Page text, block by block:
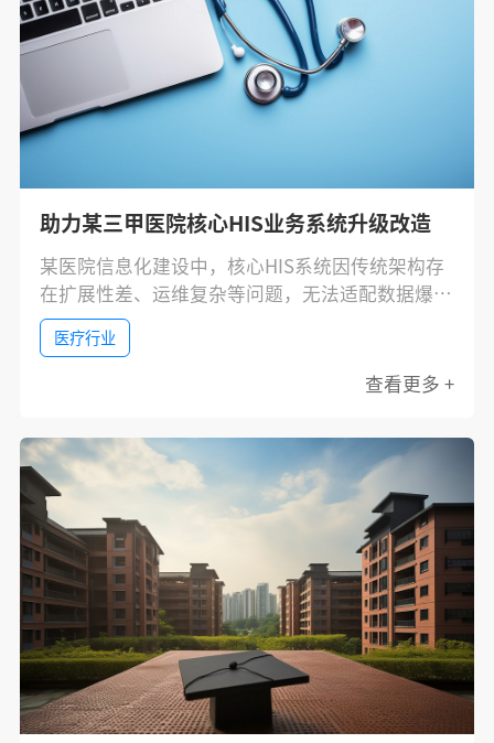
助力某三甲医院核心HIS业务系统升级改造
某医院信息化建设中，核心HIS系统因传统架构存
在扩展性差、运维复杂等问题，无法适配数据爆发
式增长及未来业务需求。通过引入PBData数据库
一体机，构建Oracle专属资源池，提升运维效率与
业务响应速度，为智慧医院建设筑牢数据底座。
医疗行业
查看更多 +